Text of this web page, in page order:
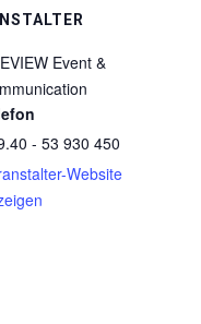
Event &
- 53 930 450
Website